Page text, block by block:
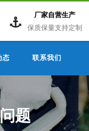
厂家自营生产
保质保量支持定制
态 联系我们
题